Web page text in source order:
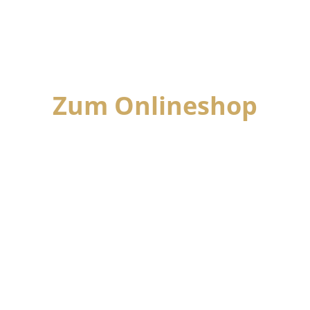
Zum Onlineshop